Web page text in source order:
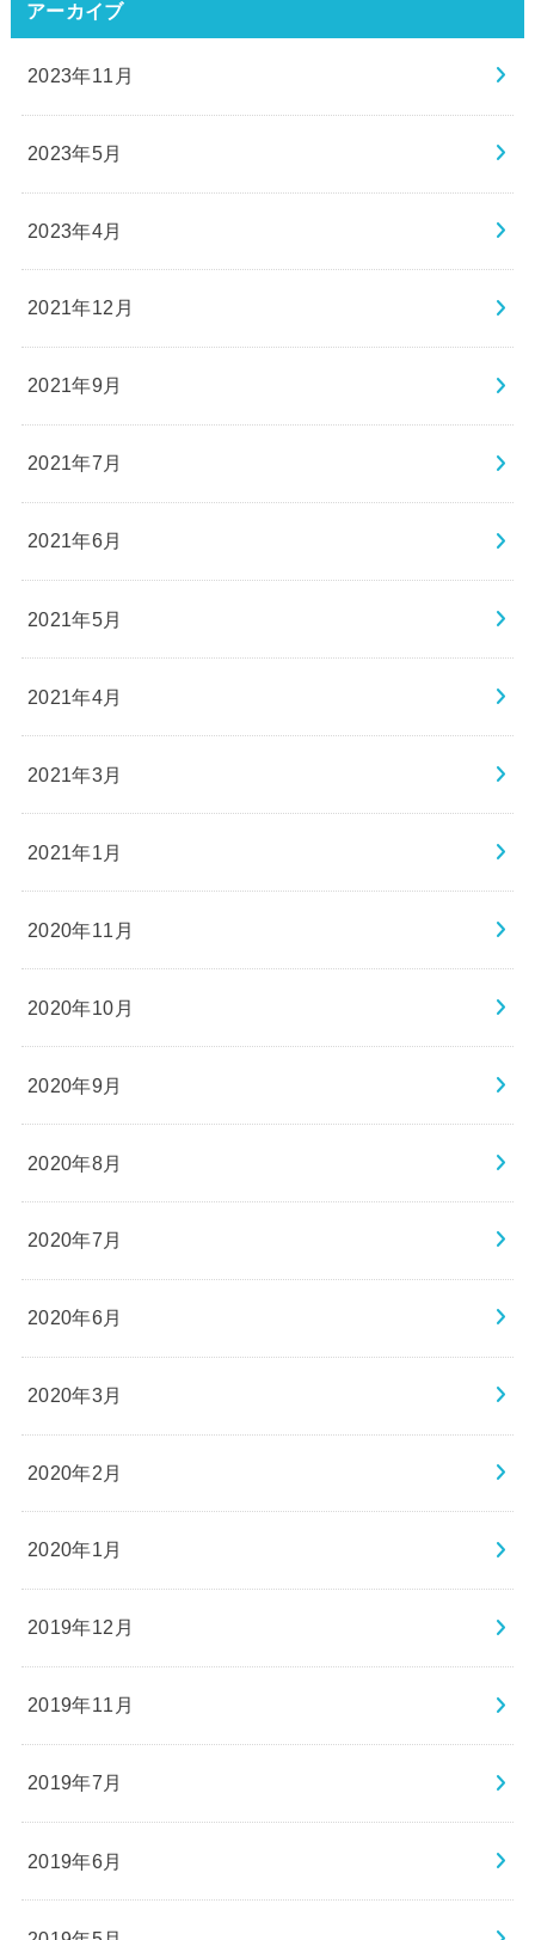
アーカイブ
2023年11月
2023年5月
2023年4月
2021年12月
2021年9月
2021年7月
2021年6月
2021年5月
2021年4月
2021年3月
2021年1月
2020年11月
2020年10月
2020年9月
2020年8月
2020年7月
2020年6月
2020年3月
2020年2月
2020年1月
2019年12月
2019年11月
2019年7月
2019年6月